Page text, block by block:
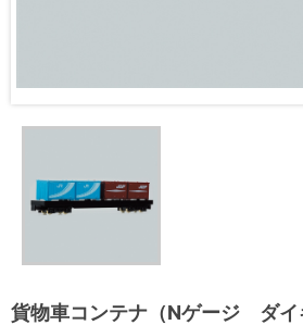
貨物車コンテナ（Nゲージ ダイ